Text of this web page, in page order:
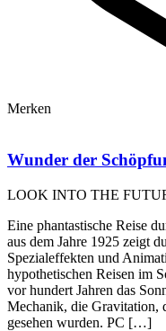
Merken
Wunder der
LOOK INTO THE
Eine phantastische Reise
aus dem Jahre 1925 zeigt
Spezialeffekten und
hypothetischen Reisen im
vor hundert Jahren das
Mechanik, die Gravitation,
gesehen wurden. PC […]